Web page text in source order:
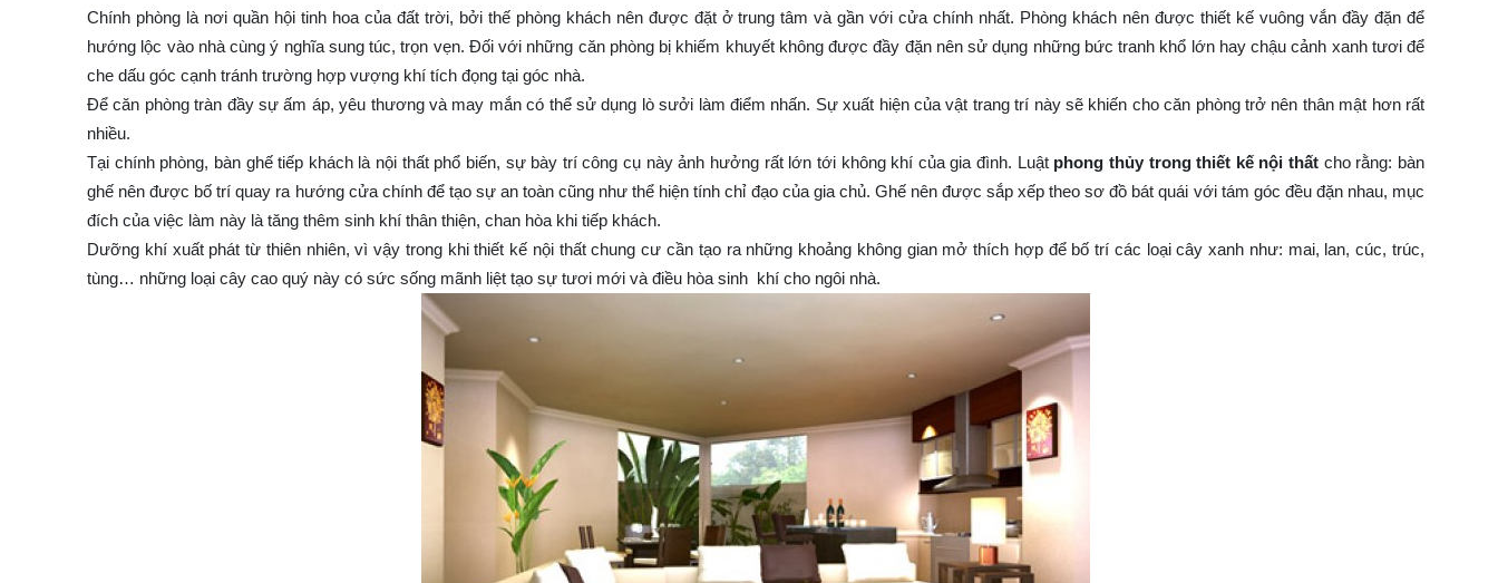
Chính phòng là nơi quần hội tinh hoa của đất trời, bởi thế phòng khách nên được đặt ở trung tâm và gần với cửa chính nhất. Phòng khách nên được thiết kế vuông vắn đầy đặn để
hướng lộc vào nhà cùng ý nghĩa sung túc, trọn vẹn. Đối với những căn phòng bị khiếm khuyết không được đầy đặn nên sử dụng những bức tranh khổ lớn hay chậu cảnh xanh tươi để
che dấu góc cạnh tránh trường hợp vượng khí tích đọng tại góc nhà.
Để căn phòng tràn đầy sự ấm áp, yêu thương và may mắn có thể sử dụng lò sưởi làm điểm nhấn. Sự xuất hiện của vật trang trí này sẽ khiến cho căn phòng trở nên thân mật hơn rất
nhiều.
Tại chính phòng, bàn ghế tiếp khách là nội thất phổ biến, sự bày trí công cụ này ảnh hưởng rất lớn tới không khí của gia đình. Luật phong thủy trong thiết kế nội thất cho rằng: bàn
ghế nên được bố trí quay ra hướng cửa chính để tạo sự an toàn cũng như thể hiện tính chỉ đạo của gia chủ. Ghế nên được sắp xếp theo sơ đồ bát quái với tám góc đều đặn nhau, mục
đích của việc làm này là tăng thêm sinh khí thân thiện, chan hòa khi tiếp khách.
Dưỡng khí xuất phát từ thiên nhiên, vì vậy trong khi thiết kế nội thất chung cư cần tạo ra những khoảng không gian mở thích hợp để bố trí các loại cây xanh như: mai, lan, cúc, trúc,
tùng… những loại cây cao quý này có sức sống mãnh liệt tạo sự tươi mới và điều hòa sinh khí cho ngôi nhà.